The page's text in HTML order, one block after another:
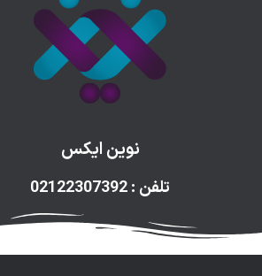
نوین ایکس
تلفن : 02122307392